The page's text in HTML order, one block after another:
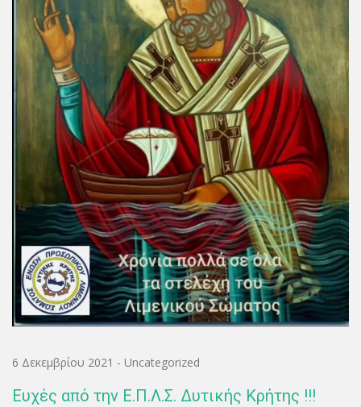
6 Δεκεμβρίου 2021 - Uncategorized
Ευχές από την Ε.Π.Λ.Σ. Δυτικής Κρήτης !!!